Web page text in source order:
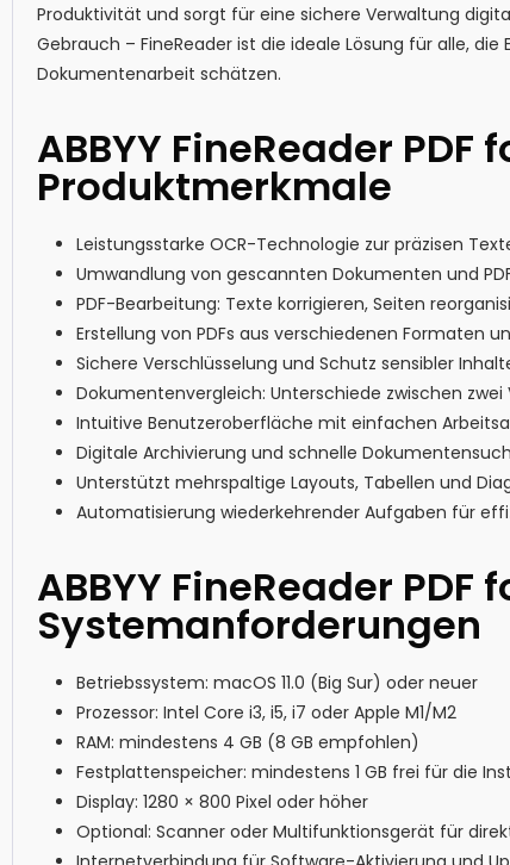
Produktivität und sorgt für eine sichere Verwaltung
Gebrauch – FineReader ist die ideale Lösung für alle,
Dokumentenarbeit schätzen.
ABBYY FineReader PDF
Produktmerkmale
Leistungsstarke OCR-Technologie zur präzisen
Umwandlung von gescannten Dokumenten und
PDF-Bearbeitung: Texte korrigieren, Seiten
Erstellung von PDFs aus verschiedenen Formaten
Sichere Verschlüsselung und Schutz sensibler
Dokumentenvergleich: Unterschiede zwischen zwei
Intuitive Benutzeroberfläche mit einfachen
Digitale Archivierung und schnelle
Unterstützt mehrspaltige Layouts, Tabellen und
Automatisierung wiederkehrender Aufgaben für
ABBYY FineReader PDF
Systemanforderungen
Betriebssystem: macOS 11.0 (Big Sur) oder neuer
Prozessor: Intel Core i3, i5, i7 oder Apple M1/M2
RAM: mindestens 4 GB (8 GB empfohlen)
Festplattenspeicher: mindestens 1 GB frei für die
Display: 1280 × 800 Pixel oder höher
Optional: Scanner oder Multifunktionsgerät für